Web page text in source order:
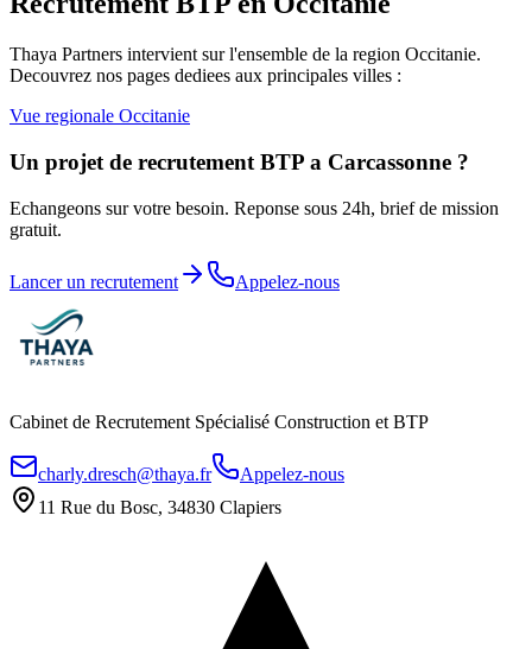
Thaya Partners intervient sur l'ensemble de la region Occitanie.
Decouvrez nos pages dediees aux principales villes :
Vue regionale Occitanie
Un projet de recrutement BTP a Carcassonne ?
Echangeons sur votre besoin. Reponse sous 24h, brief de mission
gratuit.
Lancer un recrutement Appelez-nous
Cabinet de Recrutement Spécialisé Construction et BTP
charly.dresch@thaya.fr
Appelez-nous
11 Rue du Bosc, 34830 Clapiers